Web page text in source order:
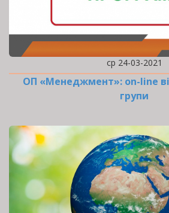
ср 24-03-2021
ОП «Менеджмент»: оn-line
групи